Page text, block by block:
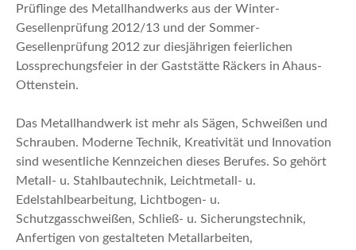
Prüflinge des Metallhandwerks aus der Winter-
Gesellenprüfung 2012/13 und der Sommer-
Gesellenprüfung 2012 zur diesjährigen feierlichen
Lossprechungsfeier in der Gaststätte Räckers in Ahaus-
Ottenstein.
Das Metallhandwerk ist mehr als Sägen, Schweißen und
Schrauben. Moderne Technik, Kreativität und Innovation
sind wesentliche Kennzeichen dieses Berufes. So gehört
Metall- u. Stahlbautechnik, Leichtmetall- u.
Edelstahlbearbeitung, Lichtbogen- u.
Schutzgasschweißen, Schließ- u. Sicherungstechnik,
Anfertigen von gestalteten Metallarbeiten,